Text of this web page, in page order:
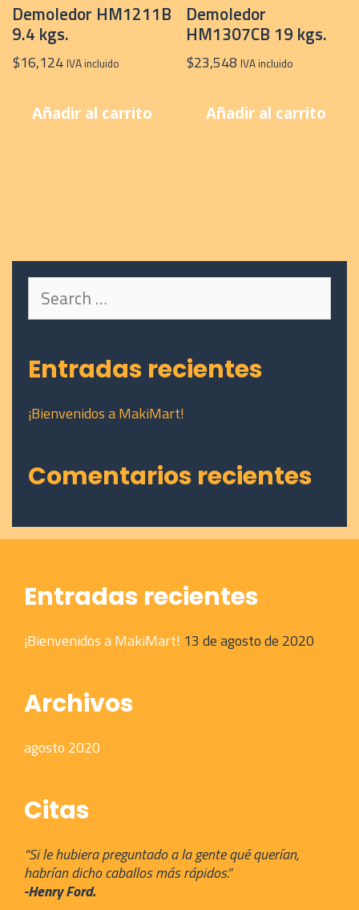
Demoledor HM1211B
9.4 kgs.
$16,124 IVA incluido
Añadir al carrito
Demoledor
HM1307CB 19 kgs.
$23,548 IVA incluido
Añadir al carrito
Search
for:
Entradas recientes
¡Bienvenidos a MakiMart!
Comentarios recientes
Entradas recientes
¡Bienvenidos a MakiMart! 13 de agosto de 2020
Archivos
agosto 2020
Citas
“Si le hubiera preguntado a la gente qué querían,
habrían dicho caballos más rápidos.”
-Henry Ford.